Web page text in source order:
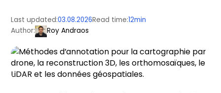
Last updated:03.08.2026Read time:12min
Author:
Roy Andraos